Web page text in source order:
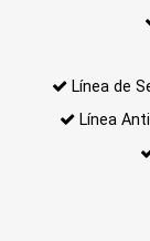
Línea de
Línea